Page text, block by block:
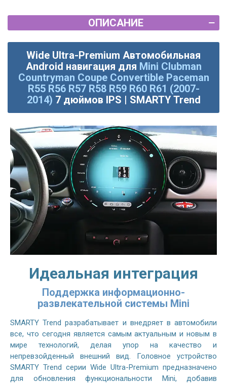
ОПИСАНИЕ
Wide Ultra-Premium Автомобильная
Android навигация для Mini Clubman
Countryman Coupe Convertible Paceman
R55 R56 R57 R58 R59 R60 R61 (2007-
2014) 7 дюймов IPS | SMARTY Trend
Идеальная интеграция
Поддержка информационно-
развлекательной системы Mini
SMARTY Trend разрабатывает и внедряет в автомобили
все, что сегодня является самым актуальным и новым в
мире технологий, делая упор на качество и
непревзойденный внешний вид. Головное устройство
SMARTY Trend серии Wide Ultra-Premium предназначено
для обновления функциональности Mini, добавив